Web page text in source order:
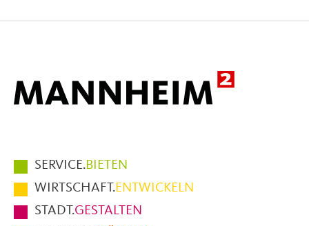
Hauptmenüpunkte
im
Fußbereich
der
SERVICE.BIETEN
WIRTSCHAFT.ENTWICKELN
STADT.GESTALTEN